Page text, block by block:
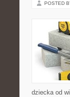
POSTED
dziecka od